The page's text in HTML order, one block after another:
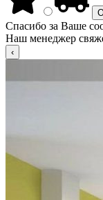
Спасибо за Ваше
Наш менеджер